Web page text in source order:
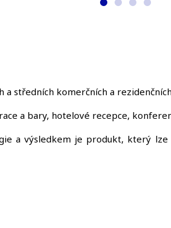
středních komerčních a
a bary, hotelové recepce,
a výsledkem je produkt, který